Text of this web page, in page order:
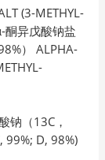
(3-METHYL-
酮异戊酸钠盐
） ALPHA-
钠（13C，
99%; D, 98%)